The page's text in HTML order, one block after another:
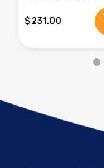
$ 231.00